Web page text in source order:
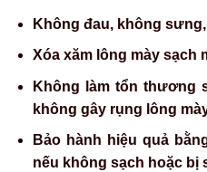
Không đau, không
Xóa xăm lông mày sạch
Không làm tổn thương
không gây rụng lông
Bảo hành hiệu quả
nếu không sạch hoặc bị